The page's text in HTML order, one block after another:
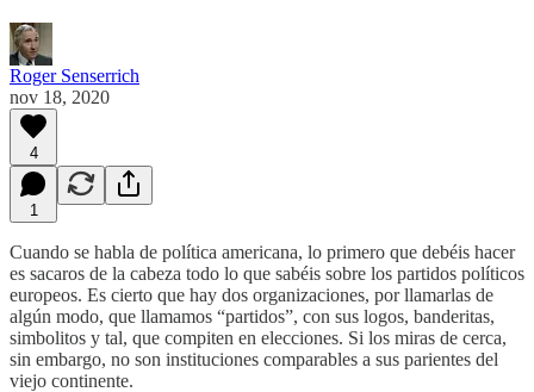
Roger Senserrich
nov 18, 2020
4
1
Cuando se habla de política americana, lo primero que debéis hacer
es sacaros de la cabeza todo lo que sabéis sobre los partidos políticos
europeos. Es cierto que hay dos organizaciones, por llamarlas de
algún modo, que llamamos “partidos”, con sus logos, banderitas,
simbolitos y tal, que compiten en elecciones. Si los miras de cerca,
sin embargo, no son instituciones comparables a sus parientes del
viejo continente.